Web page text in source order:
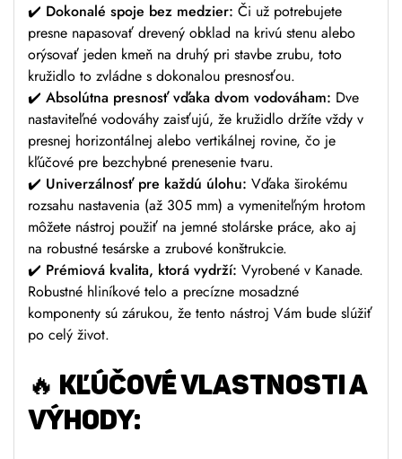
✔️ Dokonalé spoje bez medzier: Či už potrebujete
presne napasovať drevený obklad na krivú stenu alebo
orýsovať jeden kmeň na druhý pri stavbe zrubu, toto
kružidlo to zvládne s dokonalou presnosťou.
✔️ Absolútna presnosť vďaka dvom vodováham: Dve
nastaviteľné vodováhy zaisťujú, že kružidlo držíte vždy v
presnej horizontálnej alebo vertikálnej rovine, čo je
kľúčové pre bezchybné prenesenie tvaru.
✔️ Univerzálnosť pre každú úlohu: Vďaka širokému
rozsahu nastavenia (až 305 mm) a vymeniteľným hrotom
môžete nástroj použiť na jemné stolárske práce, ako aj
na robustné tesárske a zrubové konštrukcie.
✔️ Prémiová kvalita, ktorá vydrží: Vyrobené v Kanade.
Robustné hliníkové telo a precízne mosadzné
komponenty sú zárukou, že tento nástroj Vám bude slúžiť
po celý život.
🔥 KĽÚČOVÉ VLASTNOSTI A
VÝHODY: